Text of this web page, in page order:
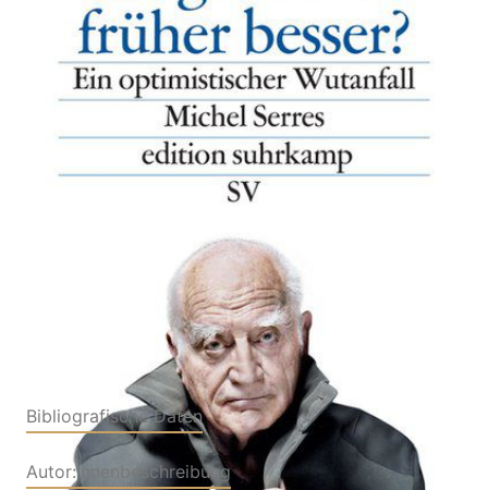
Zur Wunschliste hinzufügen
Ein optimistischer Wutanfall
VonMichel Serres
ISBN: 978-3-518-
07497-8
Leseprobe_Was_genau_war_frueher_besser
Bibliografische Daten
Autor:innenbeschreibung